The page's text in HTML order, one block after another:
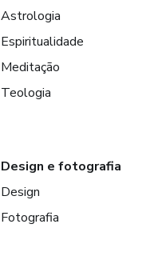
Astrologia
Espiritualidade
Meditação
Teologia
Design e fotografia
Design
Fotografia